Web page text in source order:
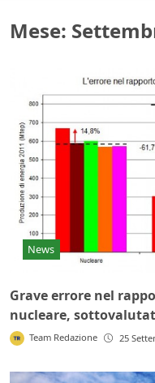
Mese:
News
Grave errore nel
nucleare,
Team Redazione 25